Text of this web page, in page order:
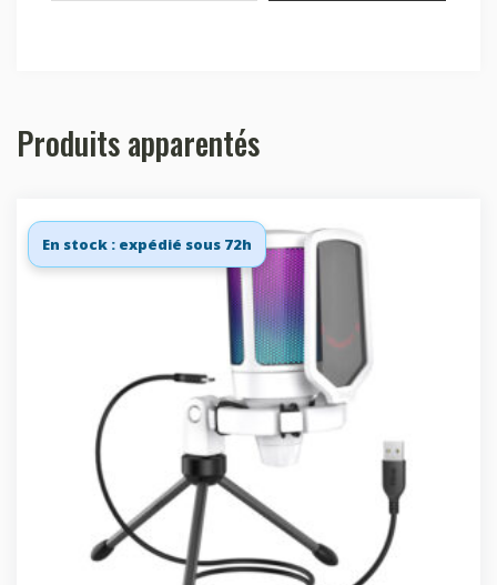
Produits apparentés
En stock : expédié sous 72h